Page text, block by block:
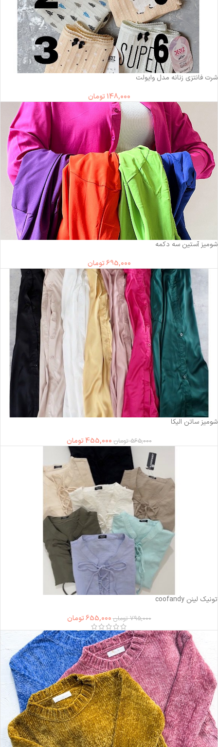
شرت فانتزی زنانه مدل وایولت
148,000 تومان
شومیز آستین سه دکمه
695,000تومان
-19%
شومیز ساتن الیکا
565,000 تومان455,000 تومان
تونیک لینن coofandy
795,000 تومان655,000تومان